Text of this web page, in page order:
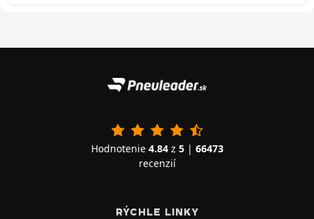
Hodnotenie 4.84z 5| 66473
recenzií
RÝCHLE LINKY